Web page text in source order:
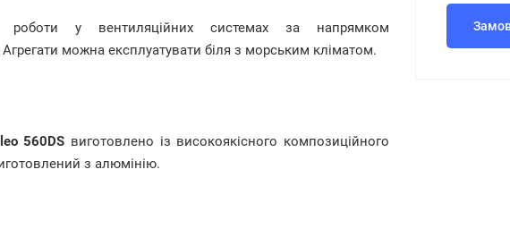
роботи у вентиляційних системах за напрямком
можна експлуатувати біля з морським кліматом.
560DS виготовлено із високоякісного композиційного
з алюмінію.